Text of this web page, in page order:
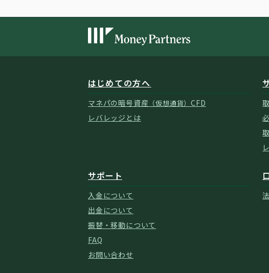
はじめての方へ
マネパの暗号資産 （仮想通貨）CFD
レバレッジとは
サポート
入金について
出金について
振替・移動について
FAQ
お問い合わせ